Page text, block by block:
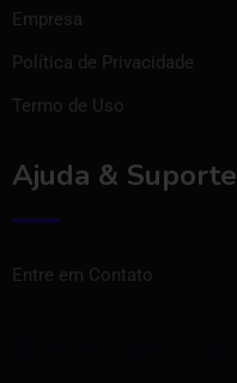
Empresa
Política de Privacidade
Termo de Uso
Ajuda & Suporte
Entre em Contato